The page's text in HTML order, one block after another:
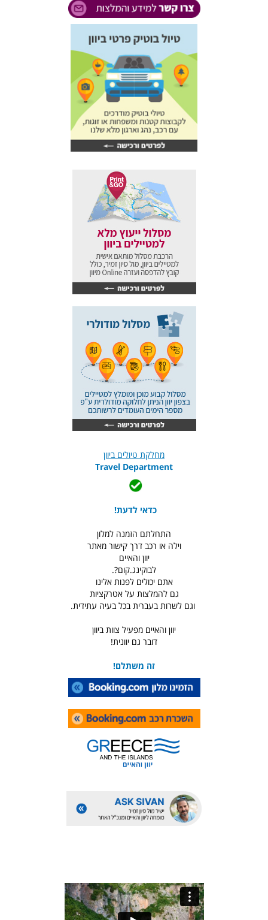
מחלקת טיולים ביוון
Travel Department
כדאי לדעת!
התחלתם הזמנה למלון
וילה או רכב דרך קישור מאתר
יוון והאיים
לבוקינג.קום?.
אתם יכולים לפנות אלינו
גם להמלצות על אטרקציות
וגם לשרות בעברית בכל בעיה עתידית.
יוון והאיים מפעיל צוות ביוון
דובר גם יוונית!
זה משתלם!